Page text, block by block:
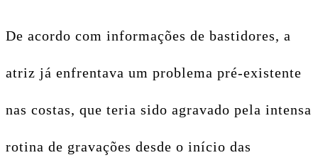
De acordo com informações de bastidores, a
atriz já enfrentava um problema pré-existente
nas costas, que teria sido agravado pela intensa
rotina de gravações desde o início das